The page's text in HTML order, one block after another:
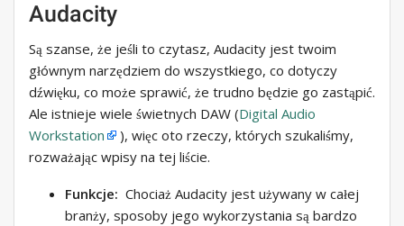
Audacity
Są szanse, że jeśli to czytasz, Audacity jest twoim
głównym narzędziem do wszystkiego, co dotyczy
dźwięku, co może sprawić, że trudno będzie go zastąpić.
Ale istnieje wiele świetnych DAW (Digital Audio
Workstation
), więc oto rzeczy, których szukaliśmy,
rozważając wpisy na tej liście.
Funkcje: Chociaż Audacity jest używany w całej
branży, sposoby jego wykorzystania są bardzo